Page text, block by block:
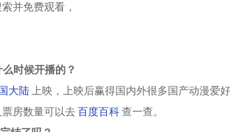
并免费观看，
时候开播的？
大陆
上映，上映后赢得国内外很多国产动漫爱
房数量可以去百度百科查一查。